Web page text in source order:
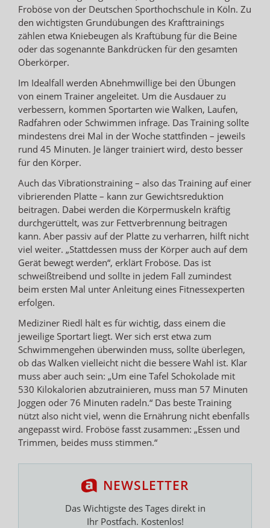
Froböse von der Deutschen Sporthochschule in Köln. Zu
den wichtigsten Grundübungen des Krafttrainings
zählen etwa Kniebeugen als Kraftübung für die Beine
oder das sogenannte Bankdrücken für den gesamten
Oberkörper.
Im Idealfall werden Abnehmwillige bei den Übungen
von einem Trainer angeleitet. Um die Ausdauer zu
verbessern, kommen Sportarten wie Walken, Laufen,
Radfahren oder Schwimmen infrage. Das Training sollte
mindestens drei Mal in der Woche stattfinden – jeweils
rund 45 Minuten. Je länger trainiert wird, desto besser
für den Körper.
Auch das Vibrationstraining – also das Training auf einer
vibrierenden Platte – kann zur Gewichtsreduktion
beitragen. Dabei werden die Körpermuskeln kräftig
durchgerüttelt, was zur Fettverbrennung beitragen
kann. Aber passiv auf der Platte zu verharren, hilft nicht
viel weiter. „Stattdessen muss der Körper auch auf dem
Gerät bewegt werden“, erklärt Froböse. Das ist
schweißtreibend und sollte in jedem Fall zumindest
beim ersten Mal unter Anleitung eines Fitnessexperten
erfolgen.
Mediziner Riedl hält es für wichtig, dass einem die
jeweilige Sportart liegt. Wer sich erst etwa zum
Schwimmengehen überwinden muss, sollte überlegen,
ob das Walken vielleicht nicht die bessere Wahl ist. Klar
muss aber auch sein: „Um eine Tafel Schokolade mit
530 Kilokalorien abzutrainieren, muss man 57 Minuten
Joggen oder 76 Minuten radeln.“ Das beste Training
nützt also nicht viel, wenn die Ernährung nicht ebenfalls
angepasst wird. Froböse fasst zusammen: „Essen und
Trimmen, beides muss stimmen.“
NEWSLETTER
Das Wichtigste des Tages direkt in
Ihr Postfach. Kostenlos!